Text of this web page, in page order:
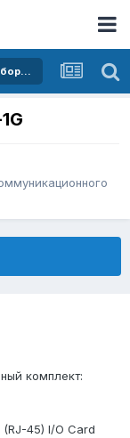
Покупка и продажа телекоммуникационного оборудования
комплект:
45) I/O Card